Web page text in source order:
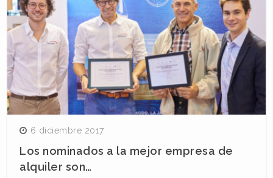
6 diciembre 2017
Los nominados a la mejor empresa de
alquiler son…